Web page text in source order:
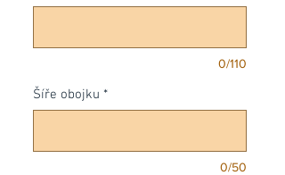
0/110
Šíře obojku *
0/50